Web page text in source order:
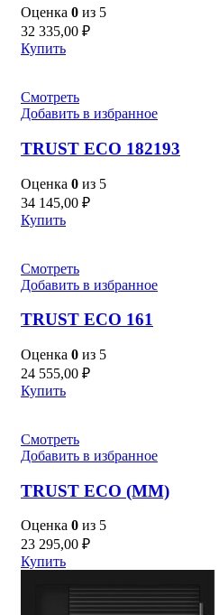
Оценка 0 из 5
32 335,00 ₽
Купить
Смотреть
Добавить в избранное
TRUST ECO 182193
Оценка 0 из 5
34 145,00 ₽
Купить
Смотреть
Добавить в избранное
TRUST ECO 161
Оценка 0 из 5
24 555,00 ₽
Купить
Смотреть
Добавить в избранное
TRUST ECO (MM)
Оценка 0 из 5
23 295,00 ₽
Купить